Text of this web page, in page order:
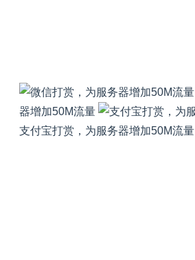
器增加50M流量
支付宝打赏，为服务器增加50M流量